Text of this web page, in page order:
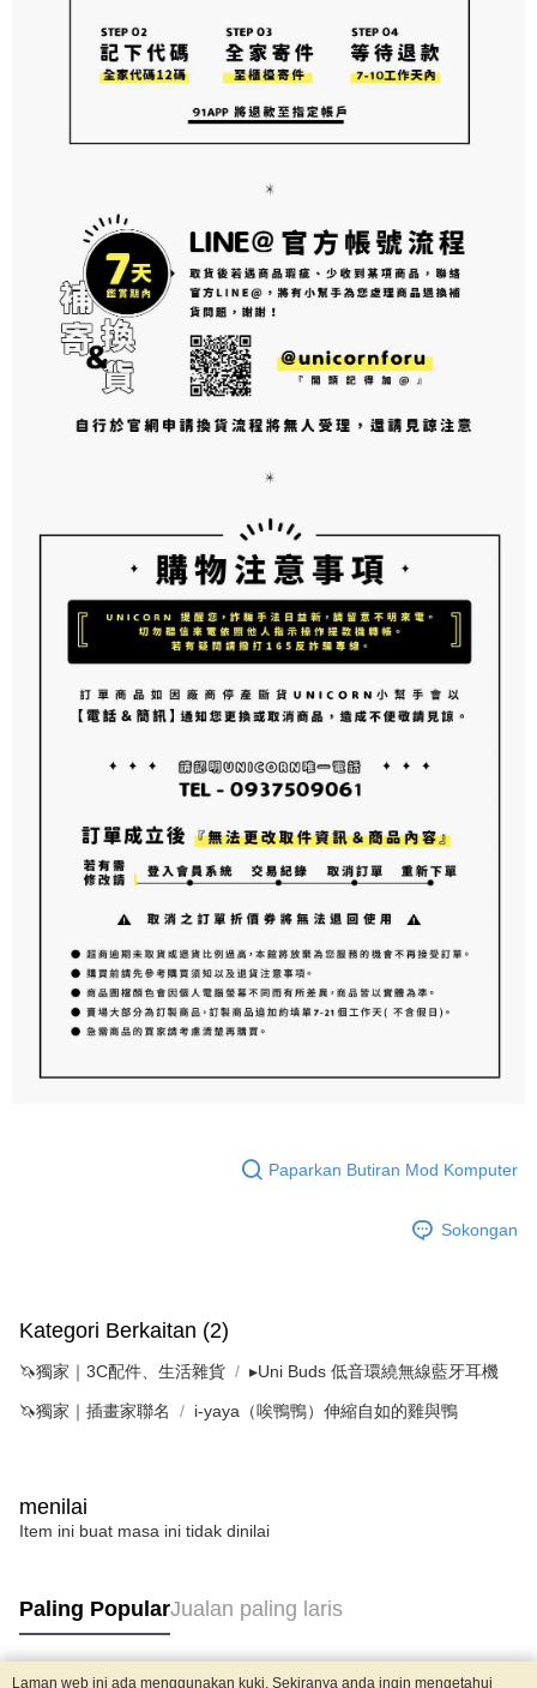
Paparkan Butiran Mod Komputer
Sokongan
Kategori Berkaitan (2)
🦄獨家｜3C配件、生活雜貨 ▸Uni Buds 低音環繞無線藍牙耳機
🦄獨家｜插畫家聯名 i-yaya（唉鴨鴨）伸縮自如的雞與鴨
menilai
Item ini buat masa ini tidak dinilai
Paling PopularJualan paling laris
Laman web ini ada menggunakan kuki. Sekiranya anda ingin mengetahui